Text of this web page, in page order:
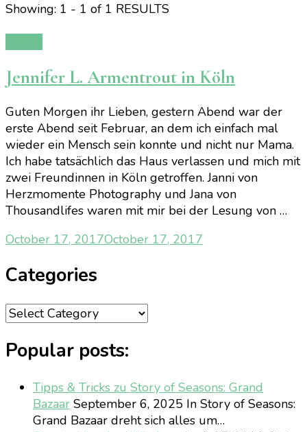
Showing: 1 - 1 of 1 RESULTS
Jennifer L. Armentrout in Köln
Guten Morgen ihr Lieben, gestern Abend war der
erste Abend seit Februar, an dem ich einfach mal
wieder ein Mensch sein konnte und nicht nur Mama.
Ich habe tatsächlich das Haus verlassen und mich mit
zwei Freundinnen in Köln getroffen. Janni von
Herzmomente Photography und Jana von
Thousandlifes waren mit mir bei der Lesung von …
October 17, 2017October 17, 2017
Categories
Categories
Popular posts:
Tipps & Tricks zu Story of Seasons: Grand
Bazaar September 6, 2025 In Story of Seasons:
Grand Bazaar dreht sich alles um…